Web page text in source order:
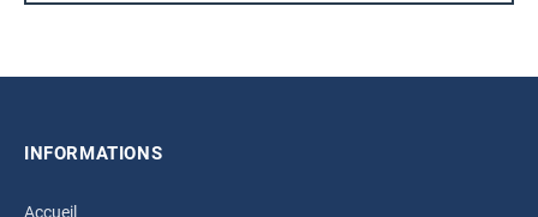
INFORMATIONS
Accueil